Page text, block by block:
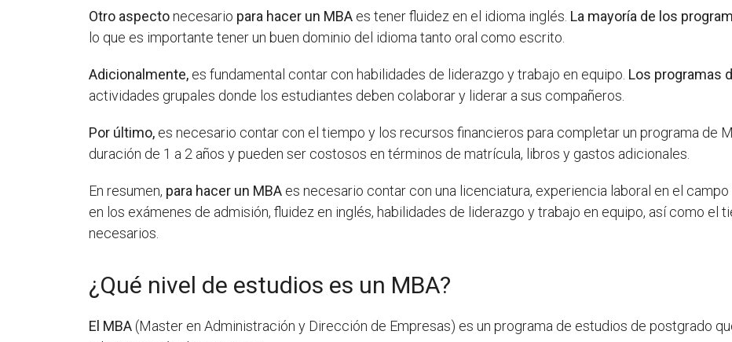
Otro aspectonecesario para hacer un MBA es tener fluidez en el idioma inglés. La mayoría de los
lo que es importante tener un buen dominio del idioma tanto oral como escrito.
Adicionalmente, es fundamental contar con habilidades de liderazgo y trabajo en equipo. Los programas
actividades grupales donde los estudiantes deben colaborar y liderar a sus compañeros.
Por último, es necesario contar con el tiempo y los recursos financieros para completar un programa de
duración de 1 a 2 años y pueden ser costosos en términos de matrícula, libros y gastos adicionales.
En resumen, para hacer un MBA es necesario contar con una licenciatura, experiencia laboral en el
en los exámenes de admisión, fluidez en inglés, habilidades de liderazgo y trabajo en equipo, así como el
necesarios.
¿Qué nivel de estudios es un MBA?
El MBA (Master en Administración y Dirección de Empresas) es un programa de estudios de postgrado